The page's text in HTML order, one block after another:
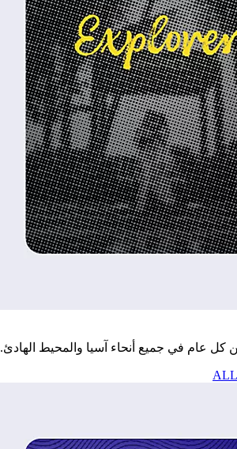
كل عام في جميع أنحاء آسيا والمحيط الهادئ.